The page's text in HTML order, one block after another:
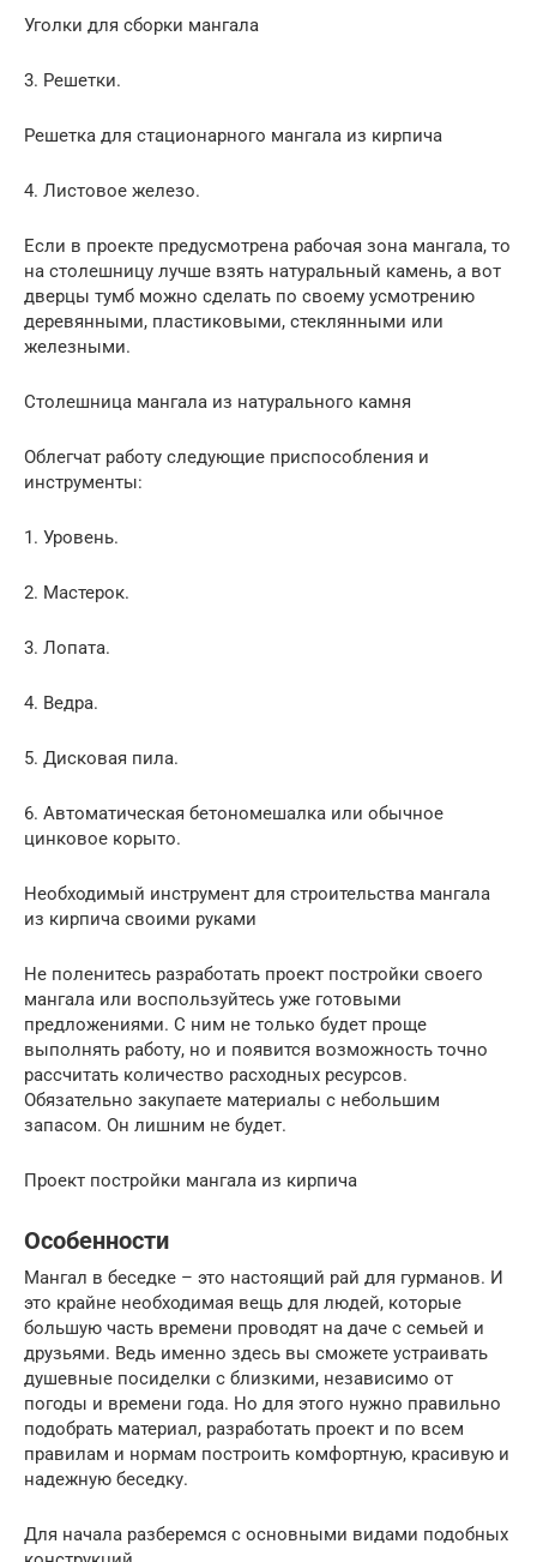
Уголки для сборки мангала
3. Решетки.
Решетка для стационарного мангала из кирпича
4. Листовое железо.
Если в проекте предусмотрена рабочая зона мангала, то
на столешницу лучше взять натуральный камень, а вот
дверцы тумб можно сделать по своему усмотрению
деревянными, пластиковыми, стеклянными или
железными.
Столешница мангала из натурального камня
Облегчат работу следующие приспособления и
инструменты:
1. Уровень.
2. Мастерок.
3. Лопата.
4. Ведра.
5. Дисковая пила.
6. Автоматическая бетономешалка или обычное
цинковое корыто.
Необходимый инструмент для строительства мангала
из кирпича своими руками
Не поленитесь разработать проект постройки своего
мангала или воспользуйтесь уже готовыми
предложениями. С ним не только будет проще
выполнять работу, но и появится возможность точно
рассчитать количество расходных ресурсов.
Обязательно закупаете материалы с небольшим
запасом. Он лишним не будет.
Проект постройки мангала из кирпича
Особенности
Мангал в беседке – это настоящий рай для гурманов. И
это крайне необходимая вещь для людей, которые
большую часть времени проводят на даче с семьей и
друзьями. Ведь именно здесь вы сможете устраивать
душевные посиделки с близкими, независимо от
погоды и времени года. Но для этого нужно правильно
подобрать материал, разработать проект и по всем
правилам и нормам построить комфортную, красивую и
надежную беседку.
Для начала разберемся с основными видами подобных